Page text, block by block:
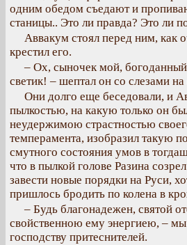
одним обедом съедают и
станицы.. Это ли правда? Это ли
Аввакум стоял перед ним, как
крестил его.
– Ох, сыночек мой,
светик! – шептал он со слезами на
Они долго еще беседовали, и
пылкостью, на какую только он
неудержимою страстностью
темперамента, изобразил такую
смутного состояния умов в
что в пылкой голове Разина
завести новые порядки на Руси,
пришлось бродить по колена в
– Будь благонадежен, святой
свойственною ему энергиею, –
господству притеснителей.